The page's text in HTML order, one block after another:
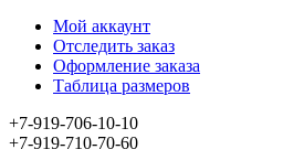
Мой аккаунт
Отследить заказ
Оформление заказа
Таблица размеров
+7-919-706-10-10
+7-919-710-70-60